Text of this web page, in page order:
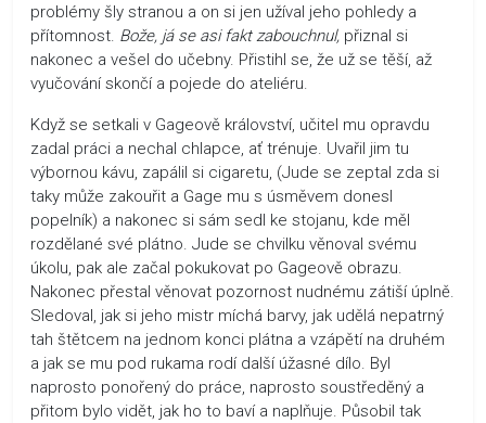
problémy šly stranou a on si jen užíval jeho pohledy a
přítomnost. Bože, já se asi fakt zabouchnul, přiznal si
nakonec a vešel do učebny. Přistihl se, že už se těší, až
vyučování skončí a pojede do ateliéru.
Když se setkali v Gageově království, učitel mu opravdu
zadal práci a nechal chlapce, ať trénuje. Uvařil jim tu
výbornou kávu, zapálil si cigaretu, (Jude se zeptal zda si
taky může zakouřit a Gage mu s úsměvem donesl
popelník) a nakonec si sám sedl ke stojanu, kde měl
rozdělané své plátno. Jude se chvilku věnoval svému
úkolu, pak ale začal pokukovat po Gageově obrazu.
Nakonec přestal věnovat pozornost nudnému zátiší úplně.
Sledoval, jak si jeho mistr míchá barvy, jak udělá nepatrný
tah štětcem na jednom konci plátna a vzápětí na druhém
a jak se mu pod rukama rodí další úžasné dílo. Byl
naprosto ponořený do práce, naprosto soustředěný a
přitom bylo vidět, jak ho to baví a naplňuje. Působil tak